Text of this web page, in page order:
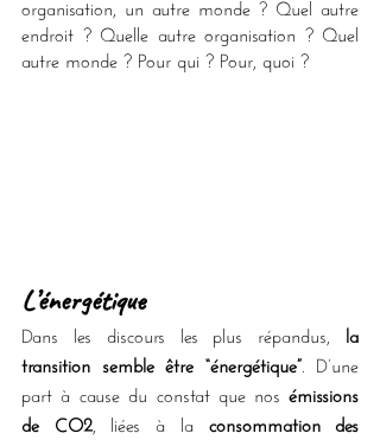
organisation, un autre monde ? Quel autre
endroit ? Quelle autre organisation ? Quel
autre monde ? Pour qui ? Pour, quoi ?
L’énergétique
Dans les discours les plus répandus, la
transition semble être “énergétique”. D’une
part à cause du constat que nos émissions
de CO2, liées à la consommation des